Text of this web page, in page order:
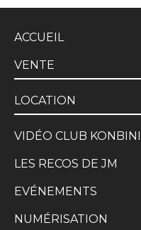
ACCUEIL
VENTE
LOCATION
VIDÉO CLUB KONBINI
LES RECOS DE JM
EVÉNEMENTS
NUMÉRISATION